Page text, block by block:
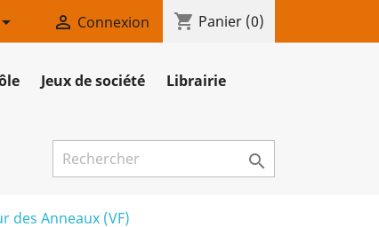
 Connexion shopping_cart Panier (0)
Jeux de société
Librairie

des Anneaux (VF)